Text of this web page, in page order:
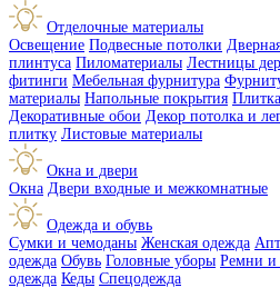
Отделочные материалы
Освещение Подвесные потолки
плинтуса Пиломатериалы Лестницы
фитинги Мебельная фурнитура
материалы Напольные покрытия
Декоративные обои Декор потолка и
плитку Листовые материалы
Окна и двери
Окна Двери входные и межкомнатные
Одежда и обувь
Сумки и чемоданы Женская одежда
одежда Обувь Головные уборы Ремни и
одежда Кеды Спецодежда